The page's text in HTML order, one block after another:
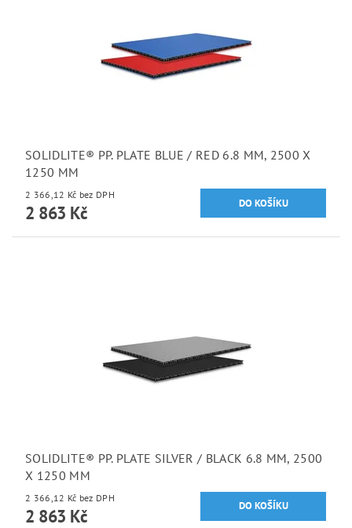
SOLIDLITE® PP. PLATE BLUE / RED 6.8 MM, 2500 X
1250 MM
2 366,12 Kč bez DPH
2 863 Kč
SOLIDLITE® PP. PLATE SILVER / BLACK 6.8 MM, 2500
X 1250 MM
2 366,12 Kč bez DPH
2 863 Kč